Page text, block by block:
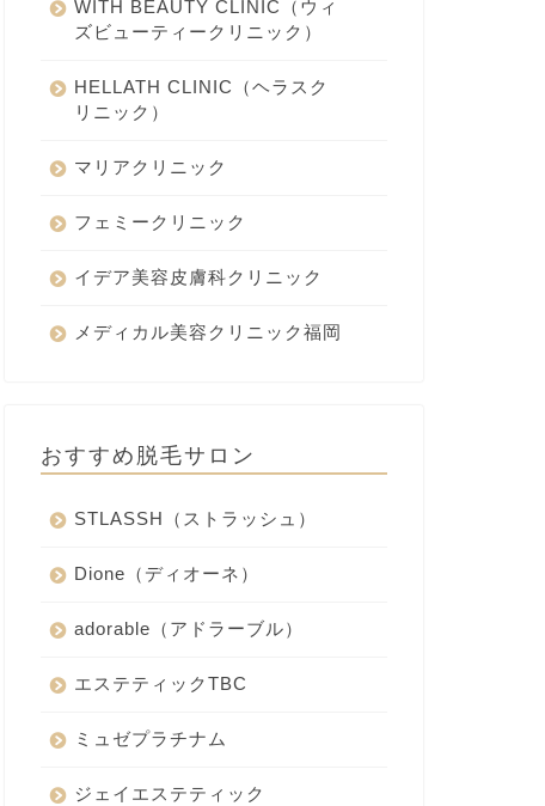
WITH BEAUTY CLINIC（ウィ
ズビューティークリニック）
HELLATH CLINIC（ヘラスク
リニック）
マリアクリニック
フェミークリニック
イデア美容皮膚科クリニック
メディカル美容クリニック福岡
おすすめ脱毛サロン
STLASSH（ストラッシュ）
Dione（ディオーネ）
adorable（アドラーブル）
エステティックTBC
ミュゼプラチナム
ジェイエステティック